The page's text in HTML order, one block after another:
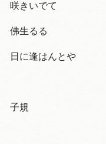
咲きいでて
佛生るる
日に逢はん
子規